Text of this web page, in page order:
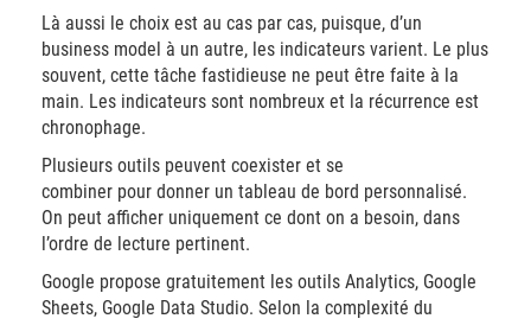
Là aussi le choix est au cas par cas, puisque, d’un
business model à un autre, les indicateurs varient. Le plus
souvent, cette tâche fastidieuse ne peut être faite à la
main. Les indicateurs sont nombreux et la récurrence est
chronophage.
Plusieurs outils peuvent coexister et se
combiner pour donner un tableau de bord personnalisé.
On peut afficher uniquement ce dont on a besoin, dans
l’ordre de lecture pertinent.
Google propose gratuitement les outils Analytics, Google
Sheets, Google Data Studio. Selon la complexité du